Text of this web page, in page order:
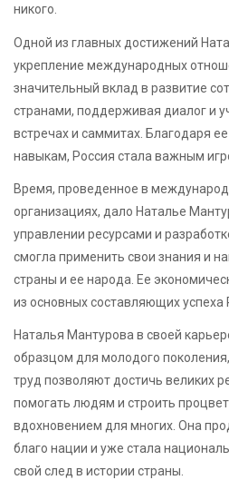
никого.
Одной из главных достижений
укрепление международных
значительный вклад в развитие
странами, поддерживая диалог и
встречах и саммитах. Благодаря
навыкам, Россия стала важным
Время, проведенное в
организациях, дало Наталье
управлении ресурсами и
смогла применить свои знания и
страны и ее народа. Ее
из основных составляющих успеха
Наталья Мантурова в своей
образцом для молодого
труд позволяют достичь великих
помогать людям и строить
вдохновением для многих. Она
благо нации и уже стала
свой след в истории страны.